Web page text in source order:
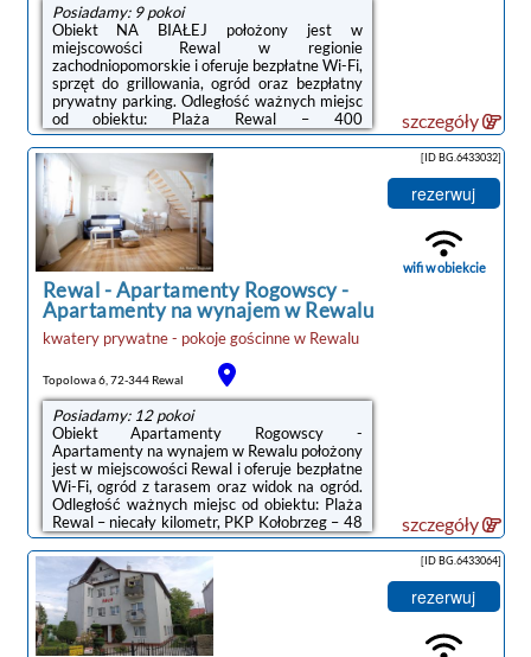
Posiadamy: 9 pokoi
Obiekt NA BIAŁEJ położony jest w
miejscowości Rewal w regionie
zachodniopomorskie i oferuje bezpłatne Wi-Fi,
sprzęt do grillowania, ogród oraz bezpłatny
prywatny parking. Odległość ważnych miejsc
od obiektu: Plaża Rewal – 400
m.Wyposażenie obejmuje także lodówkę i
czajnik.Na terenie obiektu NA BIAŁEJ
znajduje się taras.Odległość ważnych miejsc
od obiektu: PKP Kołobrzeg – 49 km, Molo w
Kołobrzegu – 49 km.Doba hotelowa od
godziny 14:00 do 10:00.W przypadku pobytu
w obiekcie z dziećmi należy pamiętać, że
obiekt jest prawnie zobowiązany do
stosowania standardów ...
szczegóły
Rewal-Apartamenty Rogowscy -
Apartamenty na wynajem w Rewalu
kwatery prywatne - pokoje gościnnew Rewalu
Topolowa 6, 72-344 Rewal
Posiadamy: 12 pokoi
Obiekt Apartamenty Rogowscy -
Apartamenty na wynajem w Rewalu położony
jest w miejscowości Rewal i oferuje bezpłatne
Wi-Fi, ogród z tarasem oraz widok na ogród.
Odległość ważnych miejsc od obiektu: Plaża
Rewal – niecały kilometr, PKP Kołobrzeg – 48
km. Na terenie obiektu dostępny jest
prywatny parking.W każdej opcji
zakwaterowania znajduje się kuchnia z
pełnym wyposażeniem, w tym lodówką, jak
również część wypoczynkowa z rozkładaną
sofą, telewizor z płaskim ekranem oraz
prywatna łazienka z prysznicem i suszarką do
[ID BG.6433032]
rezerwuj
wifi w obiekcie
szczegóły
[ID BG.6433064]
rezerwuj